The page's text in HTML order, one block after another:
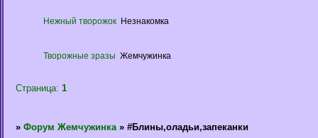
Нежный творожок Незнакомка
Творожные зразы Жемчужинка
Страница: 1
» Форум Жемчужинка » #Блины,оладьи,запеканки